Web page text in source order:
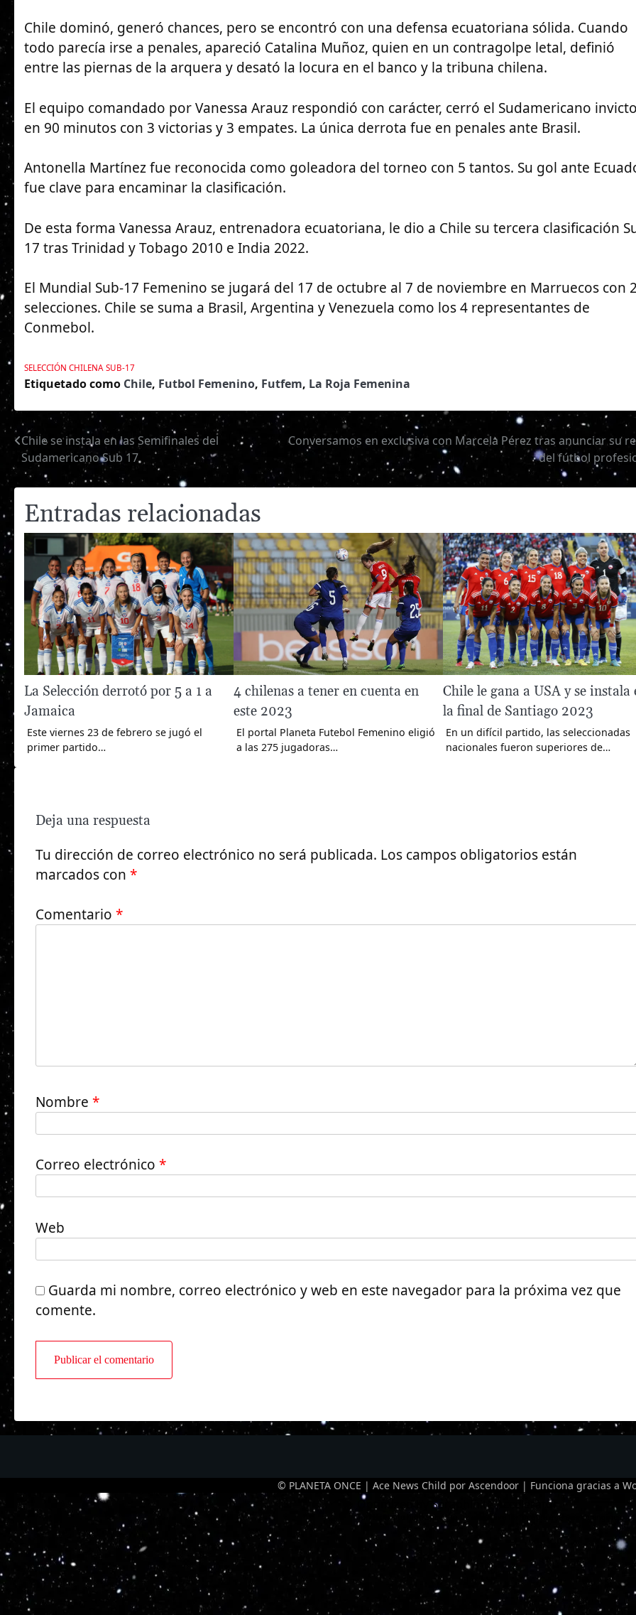
Chile dominó, generó chances, pero se encontró con una defensa ecuatoriana sólida. Cuando
todo parecía irse a penales, apareció Catalina Muñoz, quien en un contragolpe letal, definió
entre las piernas de la arquera y desató la locura en el banco y la tribuna chilena.
El equipo comandado por Vanessa Arauz respondió con carácter, cerró el Sudamericano
en 90 minutos con 3 victorias y 3 empates. La única derrota fue en penales ante Brasil.
Antonella Martínez fue reconocida como goleadora del torneo con 5 tantos. Su gol ante
fue clave para encaminar la clasificación.
De esta forma Vanessa Arauz, entrenadora ecuatoriana, le dio a Chile su tercera clasificación
17 tras Trinidad y Tobago 2010 e India 2022.
El Mundial Sub-17 Femenino se jugará del 17 de octubre al 7 de noviembre en Marruecos con
selecciones. Chile se suma a Brasil, Argentina y Venezuela como los 4 representantes de
Conmebol.
SELECCIÓN CHILENA SUB-17
Etiquetado como Chile, Futbol Femenino, Futfem, La Roja Femenina
Navegación
de
entradas
Chile se instala en las Semifinales del
Sudamericano Sub 17
Conversamos en exclusiva con Marcela Pérez tras anunciar su
del fútbol
Entradas relacionadas
La Selección derrotó por 5 a 1 a
Jamaica
Este viernes 23 de febrero se jugó el
primer partido…
4 chilenas a tener en cuenta en
este 2023
El portal Planeta Futebol Femenino eligió
a las 275 jugadoras…
Chile le gana a USA y se instala
la final de Santiago 2023
En un difícil partido, las seleccionadas
nacionales fueron superiores de…
Deja una respuesta
Tu dirección de correo electrónico no será publicada. Los campos obligatorios están
marcados con *
Comentario *
Nombre *
Correo electrónico *
Web
Guarda mi nombre, correo electrónico y web en este navegador para la próxima vez que
comente.
© PLANETA ONCE | Ace News Child por Ascendoor | Funciona gracias a
Optimized by Seraphinite Accelerator
Turns on site high speed to be attractive for people and search engines.